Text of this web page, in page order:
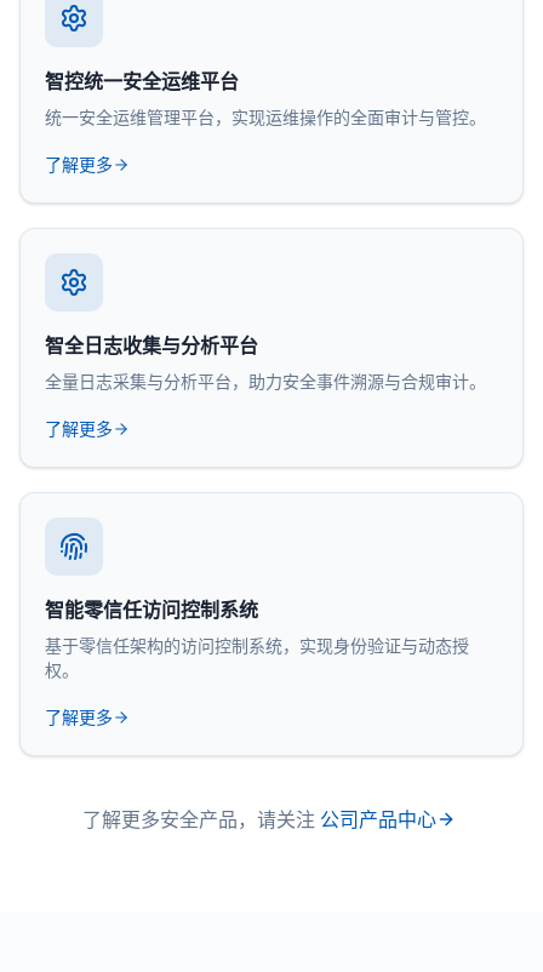
智控统一安全运维平台
统一安全运维管理平台，实现运维操作的全面审计与管控。
了解更多
智全日志收集与分析平台
全量日志采集与分析平台，助力安全事件溯源与合规审计。
了解更多
智能零信任访问控制系统
基于零信任架构的访问控制系统，实现身份验证与动态授
权。
了解更多
了解更多安全产品，请关注 公司产品中心